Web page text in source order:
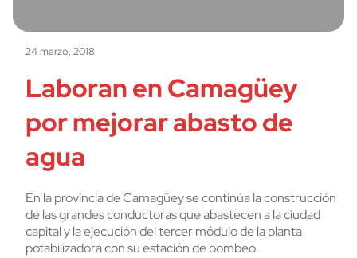
24 marzo, 2018
Laboran en Camagüey
por mejorar abasto de
agua
En la provincia de Camagüey se continúa la construcción
de las grandes conductoras que abastecen a la ciudad
capital y la ejecución del tercer módulo de la planta
potabilizadora con su estación de bombeo.